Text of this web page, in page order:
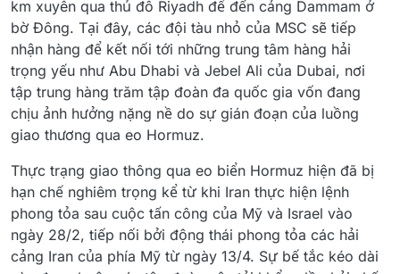
km xuyên qua thủ đô Riyadh để đến cảng Dammam ở
bờ Đông. Tại đây, các đội tàu nhỏ của MSC sẽ tiếp
nhận hàng để kết nối tới những trung tâm hàng hải
trọng yếu như Abu Dhabi và Jebel Ali của Dubai, nơi
tập trung hàng trăm tập đoàn đa quốc gia vốn đang
chịu ảnh hưởng nặng nề do sự gián đoạn của luồng
giao thương qua eo Hormuz.
Thực trạng giao thông qua eo biển Hormuz hiện đã bị
hạn chế nghiêm trọng kể từ khi Iran thực hiện lệnh
phong tỏa sau cuộc tấn công của Mỹ và Israel vào
ngày 28/2, tiếp nối bởi động thái phong tỏa các hải
cảng Iran của phía Mỹ từ ngày 13/4. Sự bế tắc kéo dài